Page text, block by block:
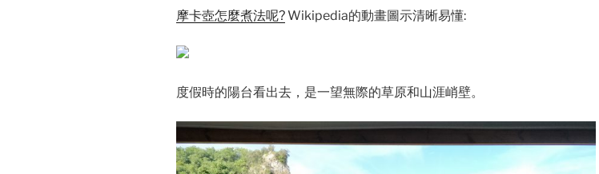
摩卡壺怎麼煮法呢?Wikipedia的動畫圖示清晰易懂:
度假時的陽台看出去，是一望無際的草原和山涯峭壁。